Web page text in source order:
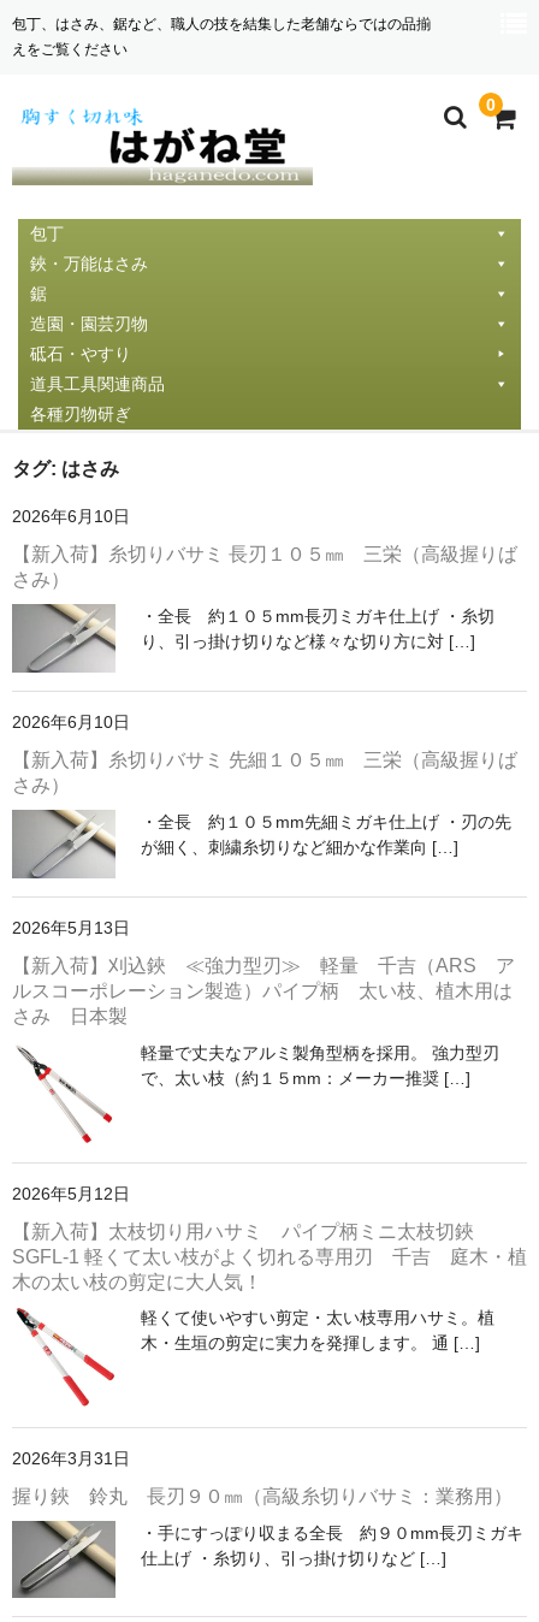
包丁、はさみ、鋸など、職人の技を結集した老舗ならではの品揃
えをご覧ください
0
包丁
鋏・万能はさみ
鋸
造園・園芸刃物
砥石・やすり
道具工具関連商品
各種刃物研ぎ
タグ: はさみ
2026年6月10日
【新入荷】糸切りバサミ 長刃１０５㎜ 三栄（高級握りば
さみ）
・全長 約１０５mm長刃ミガキ仕上げ ・糸切
り、引っ掛け切りなど様々な切り方に対 […]
2026年6月10日
【新入荷】糸切りバサミ 先細１０５㎜ 三栄（高級握りば
さみ）
・全長 約１０５mm先細ミガキ仕上げ ・刃の先
が細く、刺繍糸切りなど細かな作業向 […]
2026年5月13日
【新入荷】刈込鋏 ≪強力型刃≫ 軽量 千吉（ARS ア
ルスコーポレーション製造）パイプ柄 太い枝、植木用は
さみ 日本製
軽量で丈夫なアルミ製角型柄を採用。 強力型刃
で、太い枝（約１５mm：メーカー推奨 […]
2026年5月12日
【新入荷】太枝切り用ハサミ パイプ柄ミニ太枝切鋏
SGFL-1 軽くて太い枝がよく切れる専用刃 千吉 庭木・植
木の太い枝の剪定に大人気！
軽くて使いやすい剪定・太い枝専用ハサミ。植
木・生垣の剪定に実力を発揮します。 通 […]
2026年3月31日
握り鋏 鈴丸 長刃９０㎜（高級糸切りバサミ：業務用）
・手にすっぽり収まる全長 約９０mm長刃ミガキ
仕上げ ・糸切り、引っ掛け切りなど […]